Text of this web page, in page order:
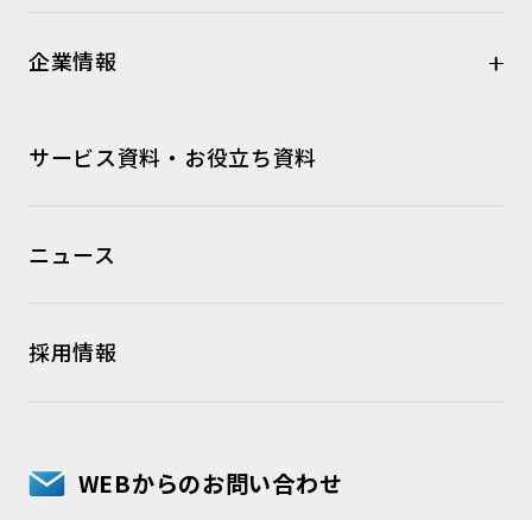
企業情報
サービス資料・お役立ち資料
ニュース
採用情報
WEBからのお問い合わせ